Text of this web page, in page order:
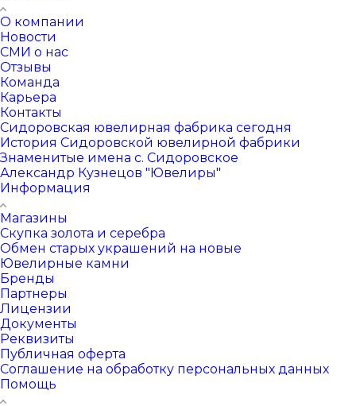
О компании
Новости
СМИ о нас
Отзывы
Команда
Карьера
Контакты
Сидоровская ювелирная фабрика сегодня
История Сидоровской ювелирной фабрики
Знаменитые имена с. Сидоровское
Александр Кузнецов "Ювелиры"
Информация
Магазины
Скупка золота и серебра
Обмен старых украшений на новые
Ювелирные камни
Бренды
Партнеры
Лицензии
Документы
Реквизиты
Публичная оферта
Соглашение на обработку персональных данных
Помощь